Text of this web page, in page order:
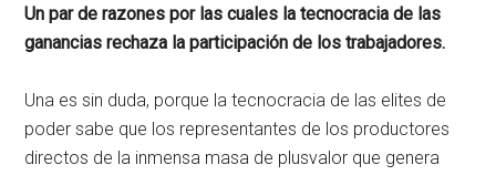
Un par de razones por las cuales la tecnocracia de las
ganancias rechaza la participación de los trabajadores.
Una es sin duda, porque la tecnocracia de las elites de
poder sabe que los representantes de los productores
directos de la inmensa masa de plusvalor que genera